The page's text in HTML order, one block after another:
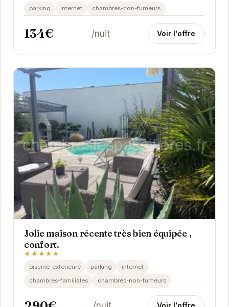
parking internet chambres-non-fumeurs
134€ /nuit Voir l'offre
Jolie maison récente très bien équipée ,
confort.
★★★★★
piscine-exterieure parking
internet
chambres-familiales
chambres-non-fumeurs